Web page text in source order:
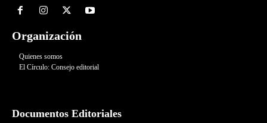
Organización
Quienes somos
El Círculo: Consejo editorial
Documentos Editoriales